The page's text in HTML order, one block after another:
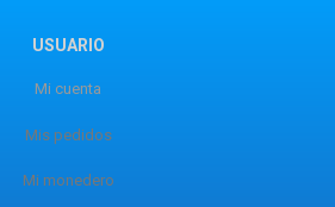
USUARIO
Mi cuenta
Mis pedidos
Mi monedero